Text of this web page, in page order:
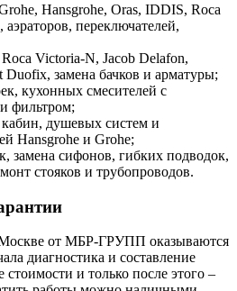
Hansgrohe, Oras, IDDIS, Roca
переключателей,
Victoria‑N, Jacob Delafon,
Duofix, замена бачков и арматуры;
кухонных смесителей с
фильтром;
душевых систем и
Hansgrohe и Grohe;
замена сифонов, гибких подводок,
стояков и трубопроводов.
Москве от МБР‑ГРУПП оказываются
диагностика и составление
стоимости и только после этого –